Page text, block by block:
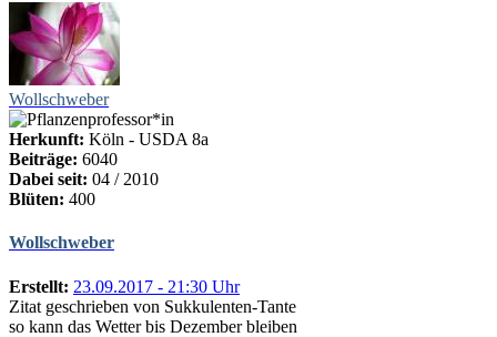
Wollschweber
Herkunft: Köln - USDA 8a
Beiträge: 6040
Dabei seit: 04 / 2010
Blüten: 400
Wollschweber
Erstellt: 23.09.2017 - 21:30 Uhr
Zitat geschrieben von Sukkulenten-Tante
so kann das Wetter bis Dezember bleiben